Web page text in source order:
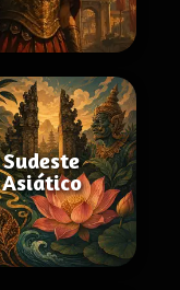
Sudeste
Asiático